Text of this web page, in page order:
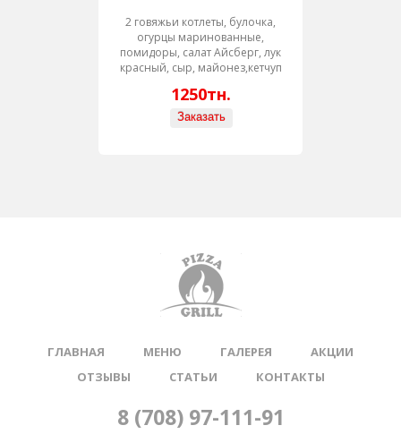
2 говяжьи котлеты, булочка,
огурцы маринованные,
помидоры, салат Айсберг, лук
красный, сыр, майонез,кетчуп
1250тн.
ГЛАВНАЯ МЕНЮ ГАЛЕРЕЯ
АКЦИИ
ОТЗЫВЫ
СТАТЬИ КОНТАКТЫ
8 (708) 97-111-91